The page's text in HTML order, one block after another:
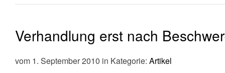
Verhandlung erst nach
vom 1. September 2010 in Kategorie: Artikel